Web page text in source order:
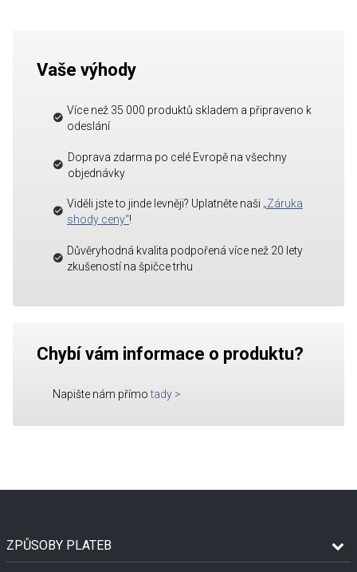
Vaše výhody
Více než 35 000 produktů skladem a připraveno k
odeslání
Doprava zdarma po celé Evropě na všechny
objednávky
Viděli jste to jinde levněji? Uplatněte naši „Záruka
shody ceny“!
Důvěryhodná kvalita podpořená více než 20 lety
zkušeností na špičce trhu
Chybí vám informace o produktu?
Napište nám přímo tady >
ZPŮSOBY PLATEB